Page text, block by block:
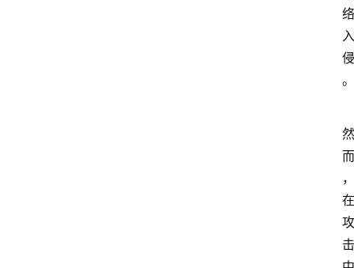
络
入
侵
。
然
而
，
在
攻
击